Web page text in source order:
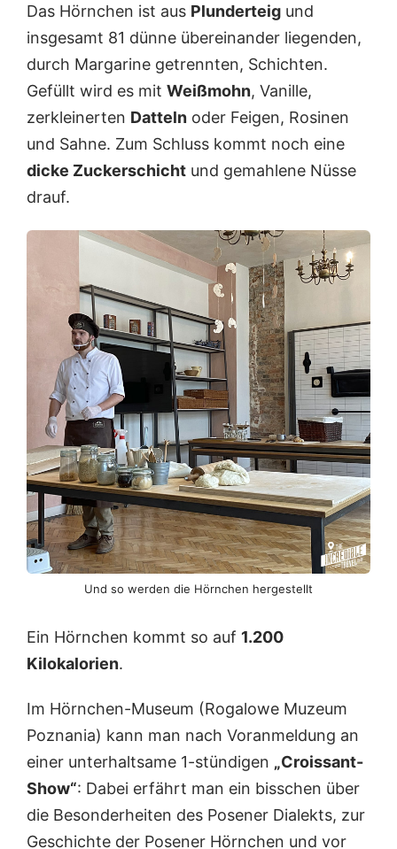
Das Hörnchen ist aus Plunderteig und
insgesamt 81 dünne übereinander liegenden,
durch Margarine getrennten, Schichten.
Gefüllt wird es mit Weißmohn, Vanille,
zerkleinerten Datteln oder Feigen, Rosinen
und Sahne. Zum Schluss kommt noch eine
dicke Zuckerschicht und gemahlene Nüsse
drauf.
Und so werden die Hörnchen hergestellt
Ein Hörnchen kommt so auf 1.200
Kilokalorien.
Im Hörnchen-Museum (Rogalowe Muzeum
Poznania) kann man nach Voranmeldung an
einer unterhaltsame 1-stündigen „Croissant-
Show“: Dabei erfährt man ein bisschen über
die Besonderheiten des Posener Dialekts, zur
Geschichte der Posener Hörnchen und vor